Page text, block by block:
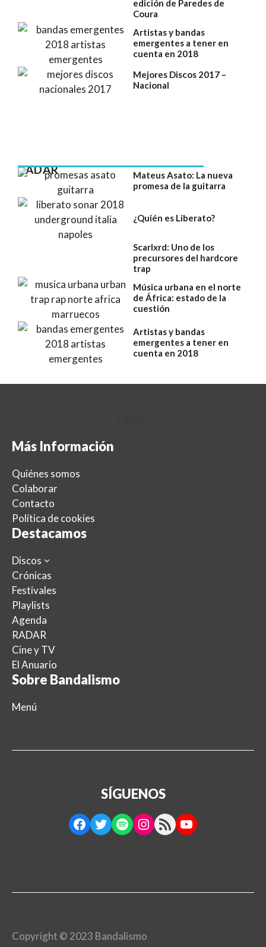
edición de Paredes de
Coura
Artistas y bandas
emergentes a tener en
cuenta en 2018
Mejores Discos 2017 –
Nacional
RADAR
Mateus Asato: La nueva
promesa de la guitarra
¿Quién es Liberato?
Scarlxrd: Uno de los
precursores del hardcore
trap
Música urbana en el norte
de África: estado de la
cuestión
Artistas y bandas
emergentes a tener en
cuenta en 2018
Más Información
Quiénes somos
Colaborar
Contacto
Política de cookies
Destacamos
Discos
Crónicas
Festivales
Playlists
Agenda
RADAR
Cine y TV
El Anuario
Sobre Bandalismo
Menú
SÍGUENOS
Facebook
Twitter
Spotify
Instagram
RSS FeedYouTube
Copyright © 2023 Bandalismo